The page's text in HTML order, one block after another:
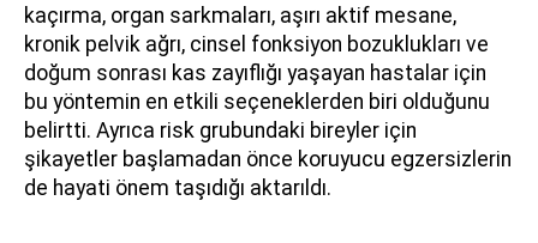
kaçırma, organ sarkmaları, aşırı aktif mesane,
kronik pelvik ağrı, cinsel fonksiyon bozuklukları ve
doğum sonrası kas zayıflığı yaşayan hastalar için
bu yöntemin en etkili seçeneklerden biri olduğunu
belirtti. Ayrıca risk grubundaki bireyler için
şikayetler başlamadan önce koruyucu egzersizlerin
de hayati önem taşıdığı aktarıldı.